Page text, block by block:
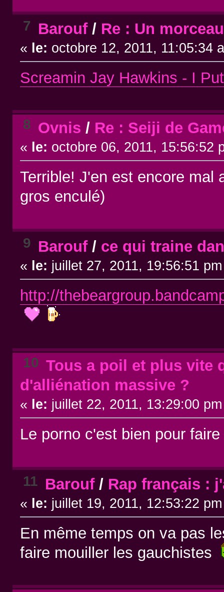
7 Barouf/ Re : Un
« le: octobre 12, 2011, 11:05:34
Screamin Jay Hawkins - I
8 Ovnis / Re : Seiji de
« le: octobre 06, 2011, 15:56:52
Terrible! J'en est encore mal
gros enculé)
9 Barouf/ ce qui traine
« le: juillet 27, 2011, 19:56:51
http://
10 Tous a poil et plus vite
d'alliénation massive ?
« le: juillet 22, 2011, 13:29:00
Le porno c'est bien pour
11 Barouf/ Rap français :
« le: juillet 19, 2011, 12:53:22
En même temps on va pas
faire mouiller les gauchistes